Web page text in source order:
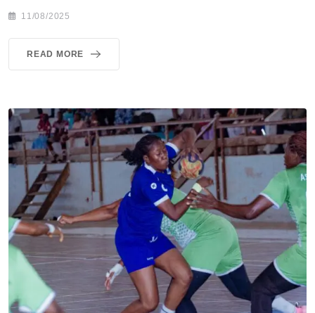
11/08/2025
READ MORE